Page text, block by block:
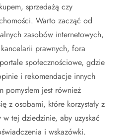
sprzedażą czy
Warto zacząć od
zasobów internetowych,
prawnych, fora
społecznościowe, gdzie
i rekomendacje innych
pomysłem jest również
z osobami, które korzystały z
w tej dziedzinie, aby uzyskać
i wskazówki.